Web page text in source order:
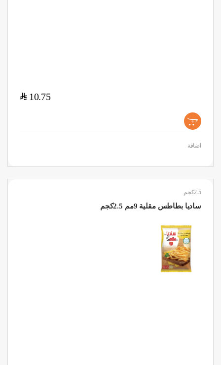
10.75
$
+
اضافة
2.5كجم
ساديا بطاطس مقلية 9مم 2.5كجم